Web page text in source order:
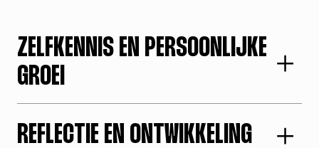
ZELFKENNIS EN PERSOONLIJKE
GROEI
Als Skyscraper ontdek je jouw sterke kanten,
persoonlijk ontwikkelplan (POP) op, zodat je kan
REFLECTIE EN ONTWIKKELING